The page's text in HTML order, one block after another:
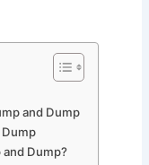
and Dump
Dump
and Dump?